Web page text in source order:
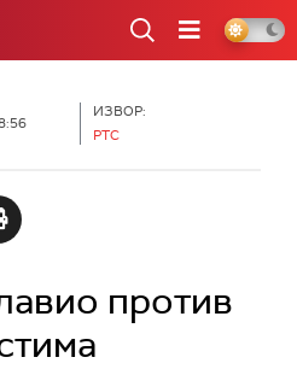
ИЗВОР:
РТС
против